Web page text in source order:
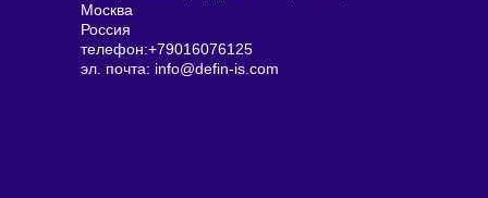
Москва
Россия
телефон:+79016076125
эл. почта: info@defin-is.com